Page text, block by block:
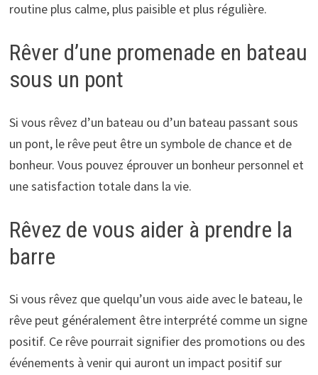
routine plus calme, plus paisible et plus régulière.
Rêver d’une promenade en bateau
sous un pont
Si vous rêvez d’un bateau ou d’un bateau passant sous
un pont, le rêve peut être un symbole de chance et de
bonheur. Vous pouvez éprouver un bonheur personnel et
une satisfaction totale dans la vie.
Rêvez de vous aider à prendre la
barre
Si vous rêvez que quelqu’un vous aide avec le bateau, le
rêve peut généralement être interprété comme un signe
positif. Ce rêve pourrait signifier des promotions ou des
événements à venir qui auront un impact positif sur